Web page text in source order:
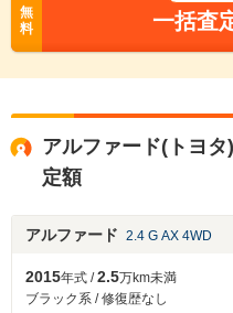
無
料
一括査
アルファード(トヨ
定額
アルファード 2.4 G AX 4WD
2015年式 /2.5万km未満
ブラック系 / 修復歴なし